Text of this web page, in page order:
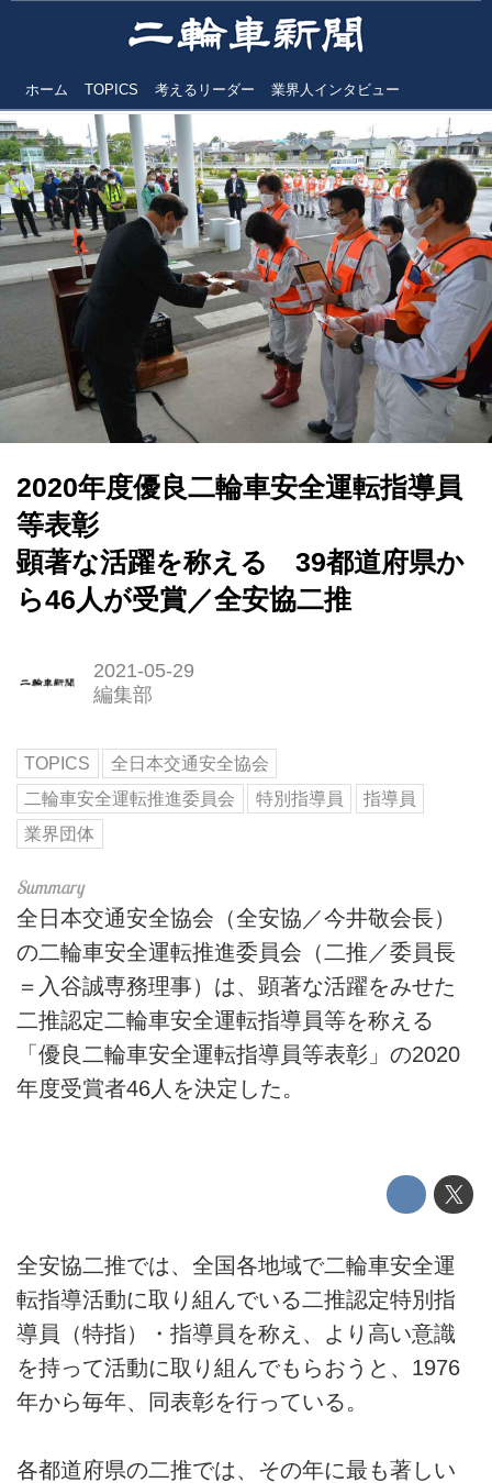
ホーム TOPICS 考えるリーダー 業界人インタビュー
2020年度優良二輪車安全運転指導員
等表彰
顕著な活躍を称える 39都道府県か
ら46人が受賞／全安協二推
2021-05-29
編集部
TOPICS
全日本交通安全協会
二輪車安全運転推進委員会
特別指導員
指導員
業界団体
全日本交通安全協会（全安協／今井敬会長）
の二輪車安全運転推進委員会（二推／委員長
＝入谷誠専務理事）は、顕著な活躍をみせた
二推認定二輪車安全運転指導員等を称える
「優良二輪車安全運転指導員等表彰」の2020
年度受賞者46人を決定した。
全安協二推では、全国各地域で二輪車安全運
転指導活動に取り組んでいる二推認定特別指
導員（特指）・指導員を称え、より高い意識
を持って活動に取り組んでもらおうと、1976
年から毎年、同表彰を行っている。
各都道府県の二推では、その年に最も著しい